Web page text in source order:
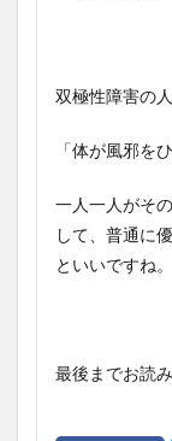
双極性障害の
「体が風邪を
一人一人がそ
して、普通に
といいですね。
最後までお読